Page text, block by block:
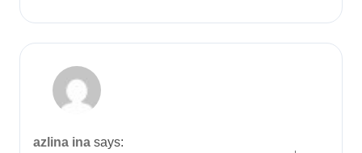
azlina ina says: